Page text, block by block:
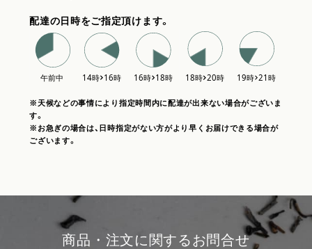
配達の日時をご指定頂けます。
※天候などの事情により指定時間内に配達が出来ない場合がございま
す。
※お急ぎの場合は、日時指定がない方がより早くお届けできる場合が
ございます。
商品・注文に関するお問合せ